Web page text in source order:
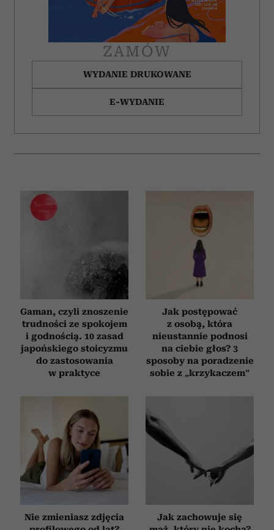
ZAMÓW
WYDANIE DRUKOWANE
E-WYDANIE
Gaman, czyli znoszenie
trudności ze spokojem
i godnością. 10 zasad
japońskiego stoicyzmu
do zastosowania
w praktyce
Jak postępować
z osobą, która
nieustannie podnosi
na ciebie głos? 3
sposoby na poradzenie
sobie z „krzykaczem”
Nie zmieniasz zdjęcia
Jak zachowuje się